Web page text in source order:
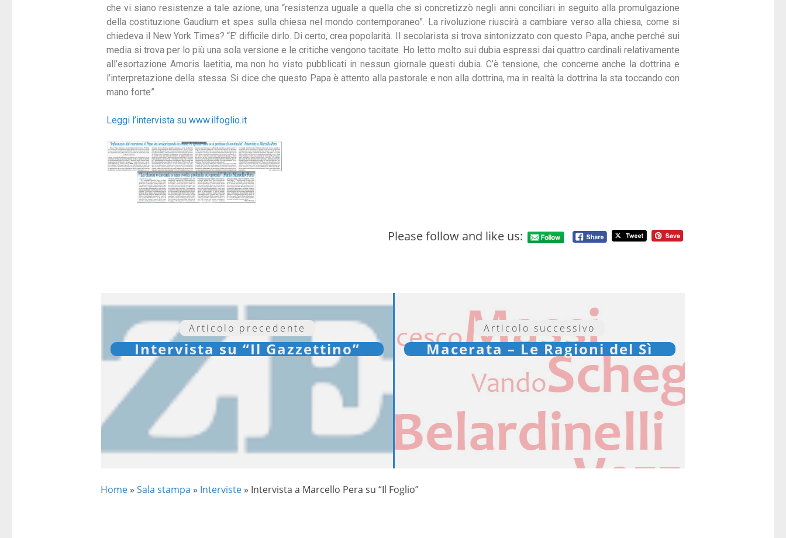
che vi siano resistenze a tale azione; una “resistenza uguale a quella che si concretizzò negli anni conciliari in seguito alla promulgazione
della costituzione Gaudium et spes sulla chiesa nel mondo contemporaneo”. La rivoluzione riuscirà a cambiare verso alla chiesa, come si
chiedeva il New York Times? “E’ difficile dirlo. Di certo, crea popolarità. Il secolarista si trova sintonizzato con questo Papa, anche perché sui
media si trova per lo più una sola versione e le critiche vengono tacitate. Ho letto molto sui dubia espressi dai quattro cardinali relativamente
all’esortazione Amoris laetitia, ma non ho visto pubblicati in nessun giornale questi dubia. C’è tensione, che concerne anche la dottrina e
l’interpretazione della stessa. Si dice che questo Papa è attento alla pastorale e non alla dottrina, ma in realtà la dottrina la sta toccando con
mano forte”.
Leggi l’intervista su www.ilfoglio.it
Please follow and like us:
Articolo precedente
Intervista su “Il Gazzettino”
Articolo successivo
Macerata – Le Ragioni del Sì
Home » Sala stampa » Interviste » Intervista a Marcello Pera su “Il Foglio”